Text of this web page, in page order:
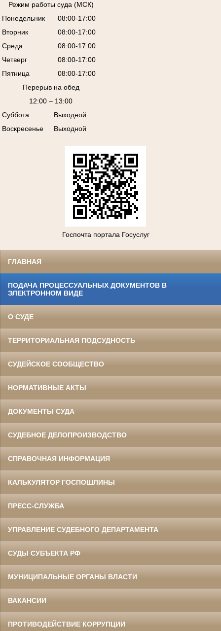
Режим работы суда (МСК)
Понедельник
08:00-17:00
Вторник
08:00-17:00
Среда
08:00-17:00
Четверг
08:00-17:00
Пятница
08:00-17:00
Перерыв на обед
12:00 – 13:00
Суббота
Выходной
Воскресенье
Выходной
Госпочта портала Госуслуг
ГЛАВНАЯ
ПОДАЧА ПРОЦЕССУАЛЬНЫХ ДОКУМЕНТОВ В
ЭЛЕКТРОННОМ ВИДЕ
О СУДЕ
ТЕРРИТОРИАЛЬНАЯ ПОДСУДНОСТЬ
СУДЕЙСКОЕ СООБЩЕСТВО
НОРМАТИВНЫЕ АКТЫ
ДОКУМЕНТЫ СУДА
СУДЕБНОЕ ДЕЛОПРОИЗВОДСТВО
СПРАВОЧНАЯ ИНФОРМАЦИЯ
КАЛЬКУЛЯТОР ГОСПОШЛИНЫ
ПРЕСС-СЛУЖБА
УПРАВЛЕНИЕ СУДЕБНОГО ДЕПАРТАМЕНТА
СУДЫ СУБЪЕКТА РФ
МУНИЦИПАЛЬНЫЕ ОРГАНЫ ВЛАСТИ
ВАКАНСИИ
ПРОТИВОДЕЙСТВИЕ КОРРУПЦИИ